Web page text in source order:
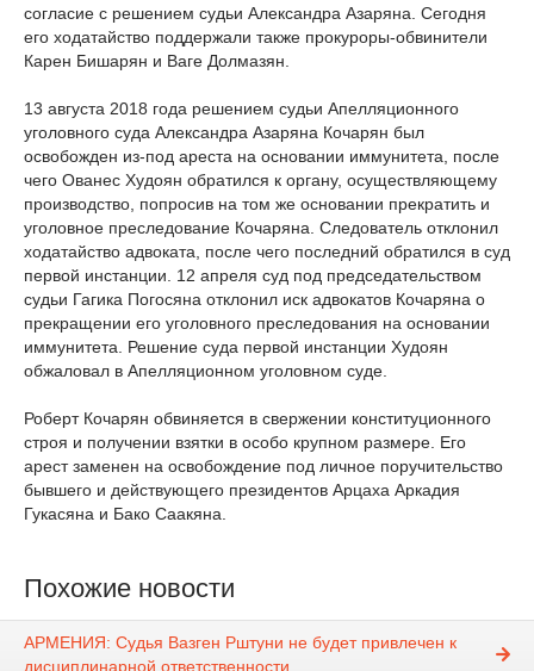
согласие с решением судьи Александра Азаряна. Сегодня
его ходатайство поддержали также прокуроры-обвинители
Карен Бишарян и Ваге Долмазян.
13 августа 2018 года решением судьи Апелляционного
уголовного суда Александра Азаряна Кочарян был
освобожден из-под ареста на основании иммунитета, после
чего Ованес Худоян обратился к органу, осуществляющему
производство, попросив на том же основании прекратить и
уголовное преследование Кочаряна. Следователь отклонил
ходатайство адвоката, после чего последний обратился в суд
первой инстанции. 12 апреля суд под председательством
судьи Гагика Погосяна отклонил иск адвокатов Кочаряна о
прекращении его уголовного преследования на основании
иммунитета. Решение суда первой инстанции Худоян
обжаловал в Апелляционном уголовном суде.
Роберт Кочарян обвиняется в свержении конституционного
строя и получении взятки в особо крупном размере. Его
арест заменен на освобождение под личное поручительство
бывшего и действующего президентов Арцаха Аркадия
Гукасяна и Бако Саакяна.
Похожие новости
АРМЕНИЯ: Судья Вазген Рштуни не будет привлечен к
дисциплинарной ответственности